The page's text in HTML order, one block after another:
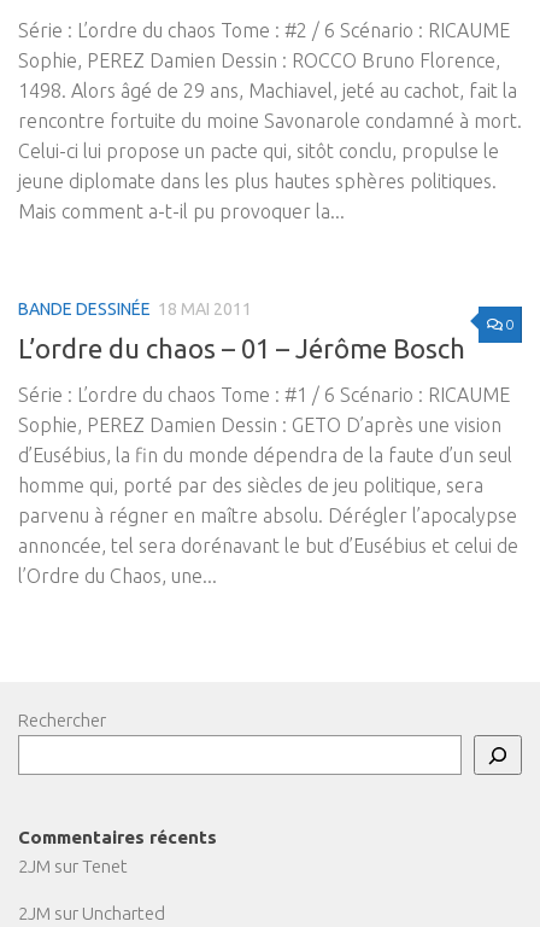
Série : L’ordre du chaos Tome : #2 / 6 Scénario : RICAUME
Sophie, PEREZ Damien Dessin : ROCCO Bruno Florence,
1498. Alors âgé de 29 ans, Machiavel, jeté au cachot, fait la
rencontre fortuite du moine Savonarole condamné à mort.
Celui-ci lui propose un pacte qui, sitôt conclu, propulse le
jeune diplomate dans les plus hautes sphères politiques.
Mais comment a-t-il pu provoquer la...
0
BANDE DESSINÉE 18 MAI 2011
L’ordre du chaos – 01 – Jérôme Bosch
Série : L’ordre du chaos Tome : #1 / 6 Scénario : RICAUME
Sophie, PEREZ Damien Dessin : GETO D’après une vision
d’Eusébius, la fin du monde dépendra de la faute d’un seul
homme qui, porté par des siècles de jeu politique, sera
parvenu à régner en maître absolu. Dérégler l’apocalypse
annoncée, tel sera dorénavant le but d’Eusébius et celui de
l’Ordre du Chaos, une...
Rechercher
Commentaires récents
2JM surTenet
2JM sur Uncharted